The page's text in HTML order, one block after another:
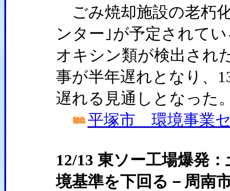
ごみ焼却施設の老朽
ンター｣が予定されて
オキシン類が検出され
事が半年遅れとなり、
遅れる見通しとなった
平塚市 環境事業
12/13 東ソー工場爆発
境基準を下回る－周南